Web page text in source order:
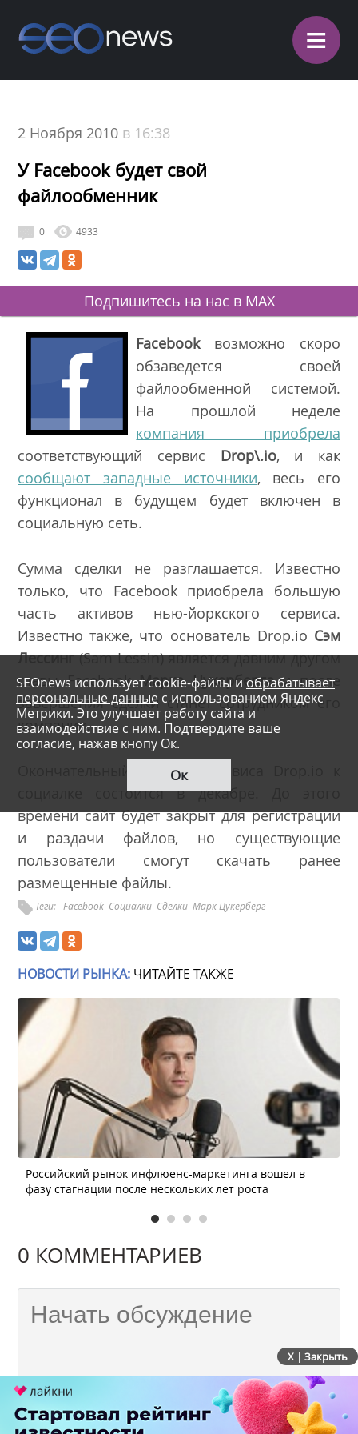
≡
2 Ноября 2010 в 16:38
У Facebook будет свой
файлообменник
0 4933
Подпишитесь на нас в MAX
Facebookвозможно скоро
обзаведется своей
файлообменной системой.
На прошлой неделе
компания приобрела
соответствующий сервис Drop\.io, и как
сообщают западные источники, весь его
функционал в будущем будет включен в
социальную сеть.
Сумма сделки не разглашается. Известно
только, что Facebook приобрела большую
часть активов нью-йоркского сервиса.
Известно также, что основатель Drop.io Сэм
Лессинг(Sam Lessin) является давним другом
главы FacebookМарка Цукербергаи после
завершения сделки станет сотрудником его
компании.
Окончательный переход сервиса Drop.io к
социалке состоится в декабре. До этого
времени сайт будет закрыт для регистрации
и раздачи файлов, но существующие
пользователи смогут скачать ранее
размещенные файлы.
Теги: Facebook Социалки Сделки Марк Цукерберг
SEOnews использует cookie-файлы и обрабатывает
персональные данные с использованием Яндекс
Метрики. Это улучшает работу сайта и
взаимодействие с ним. Подтвердите ваше
согласие, нажав кнопу Ок.
Ок
НОВОСТИ РЫНКА: ЧИТАЙТЕ ТАКЖЕ
Российский рынок инфлюенс-маркетинга вошел в
фазу стагнации после нескольких лет роста
0 КОММЕНТАРИЕВ
X | Закрыть